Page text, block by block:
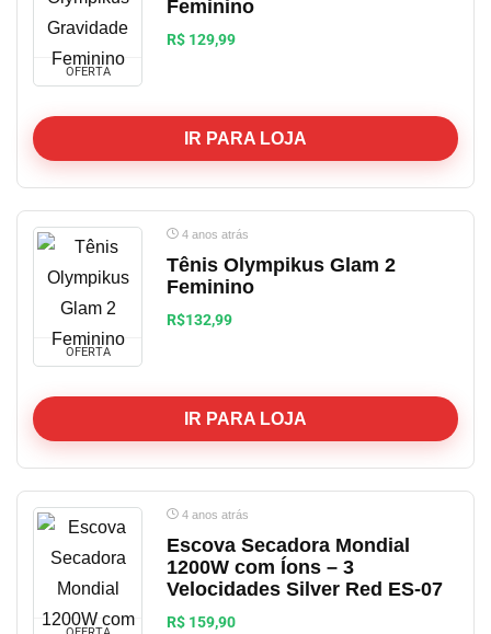
OFERTA
Feminino
R$ 129,99
IR PARA LOJA
OFERTA
4 anos atrás
Tênis Olympikus Glam 2
Feminino
R$132,99
IR PARA LOJA
4 anos atrás
Escova Secadora Mondial
1200W com Íons – 3
Velocidades Silver Red ES-07
R$ 159,90